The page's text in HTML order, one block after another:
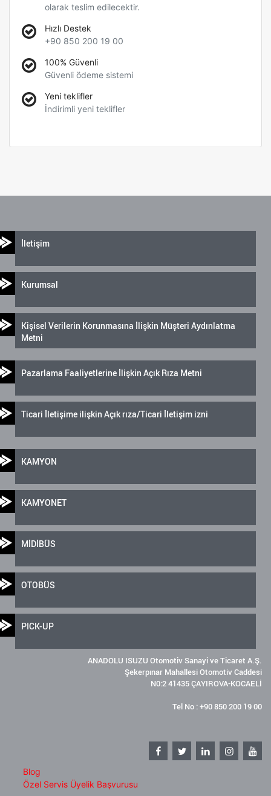
olarak teslim edilecektir.
Hızlı Destek
+90 850 200 19 00
100% Güvenli
Güvenli ödeme sistemi
Yeni teklifler
İndirimli yeni teklifler
İletişim
Kurumsal
Kişisel Verilerin Korunmasına İlişkin Müşteri Aydınlatma
Metni
Pazarlama Faaliyetlerine İlişkin Açık Rıza Metni
Ticari İletişime ilişkin Açık rıza/Ticari İletişim izni
KAMYON
KAMYONET
MİDİBÜS
OTOBÜS
PICK-UP
ANADOLU ISUZU Otomotiv Sanayi ve Ticaret A.Ş.
Şekerpınar Mahallesi Otomotiv Caddesi
N0:2 41435 ÇAYIROVA-KOCAELİ
Tel No : +90 850 200 19 00
Blog
Özel Servis Üyelik Başvurusu